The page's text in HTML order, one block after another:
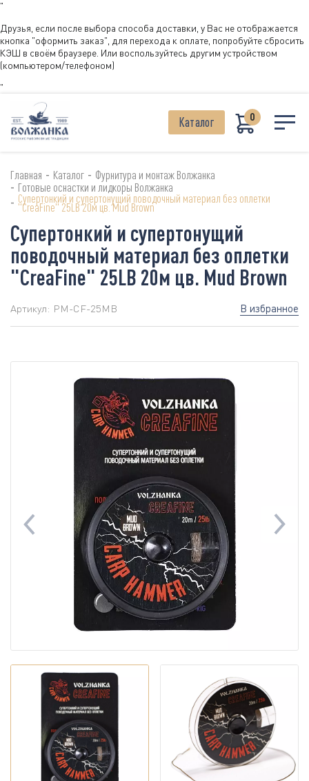
"
Друзья, если после выбора способа доставки, у Вас не отображается
кнопка "оформить заказ", для перехода к оплате, попробуйте сбросить
КЭШ в своём браузере. Или воспользуйтесь другим устройством
(компьютером/телефоном)
"
Каталог 0
Главная - Каталог - Фурнитура и монтаж Волжанка
- Готовые оснастки и лидкоры Волжанка
- Супертонкий и cупертонущий поводочный материал без оплетки
"CreaFine" 25LB 20м цв. Mud Brown
Супертонкий и cупертонущий
поводочный материал без оплетки
"CreaFine" 25LB 20м цв. Mud Brown
Артикул: PM-CF-25MB В избранное